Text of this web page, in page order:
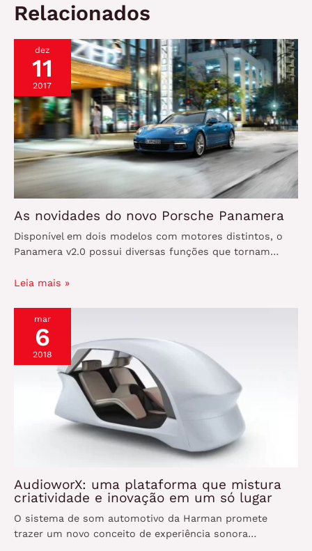
Relacionados
dez
11
2017
As novidades do novo Porsche Panamera
Disponível em dois modelos com motores distintos, o
Panamera v2.0 possui diversas funções que tornam…
Leia mais »
mar
6
2018
AudioworX: uma plataforma que mistura
criatividade e inovação em um só lugar
O sistema de som automotivo da Harman promete
trazer um novo conceito de experiência sonora…